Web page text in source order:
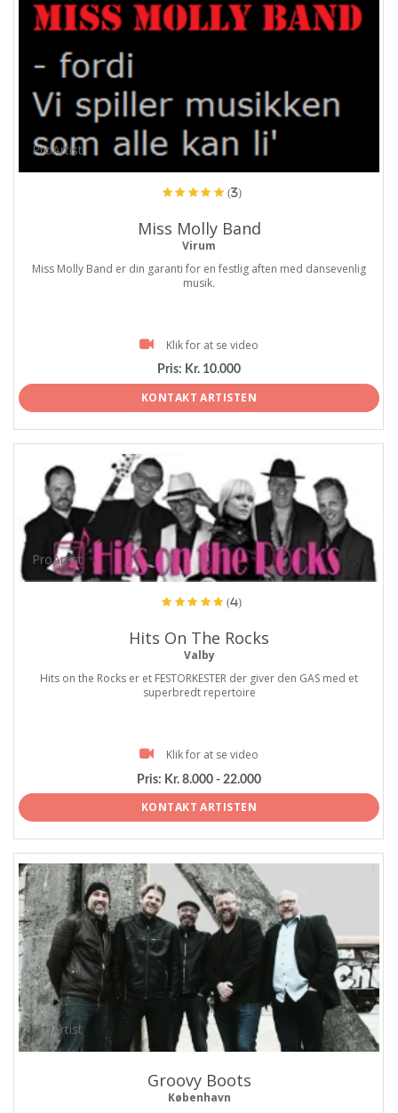
ProArtist
(3)
Miss Molly Band
Virum
Miss Molly Band er din garanti for en festlig aften med dansevenlig
musik.
Klik for at se video
Pris: Kr. 10.000
KONTAKT ARTISTEN
ProArtist
(4)
Hits On The Rocks
Valby
Hits on the Rocks er et FESTORKESTER der giver den GAS med et
superbredt repertoire
Klik for at se video
Pris: Kr. 8.000 - 22.000
KONTAKT ARTISTEN
ProArtist
Groovy Boots
København